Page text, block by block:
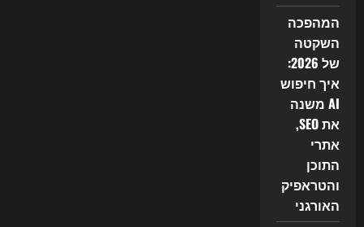
המהפכה
השקטה
של 2026:
איך חיפוש
AI משנה
את SEO,
אתרי
התוכן
והטראפיק
האורגני